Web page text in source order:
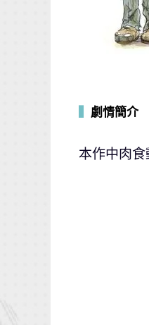
劇情簡介
本作中肉